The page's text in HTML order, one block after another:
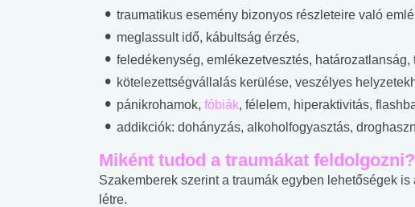
traumatikus esemény bizonyos részleteire való
meglassult idő, kábultság érzés,
feledékenység, emlékezetvesztés, határozatlanság,
kötelezettségvállalás kerülése, veszélyes
pánikrohamok, fóbiák, félelem, hiperaktivitás,
addikciók: dohányzás, alkoholfogyasztás,
Miként tudod a traumákat feldolgozni?
Szakemberek szerint a traumák egyben lehetőségek
létre.